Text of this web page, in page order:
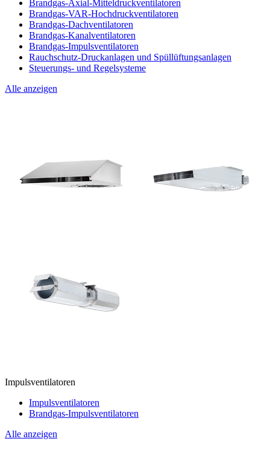
Brandgas-Axial-Mitteldruckventilatoren
Brandgas-VAR-Hochdruckventilatoren
Brandgas-Dachventilatoren
Brandgas-Kanalventilatoren
Brandgas-Impulsventilatoren
Rauchschutz-Druckanlagen und Spüllüftungsanlagen
Steuerungs- und Regelsysteme
Alle anzeigen
Impulsventilatoren
Impulsventilatoren
Brandgas-Impulsventilatoren
Alle anzeigen